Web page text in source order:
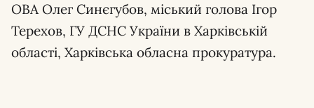
ОВА Олег Синєгубов, міський голова Ігор
Терехов, ГУ ДСНС України в Харківській
області, Харківська обласна прокуратура.